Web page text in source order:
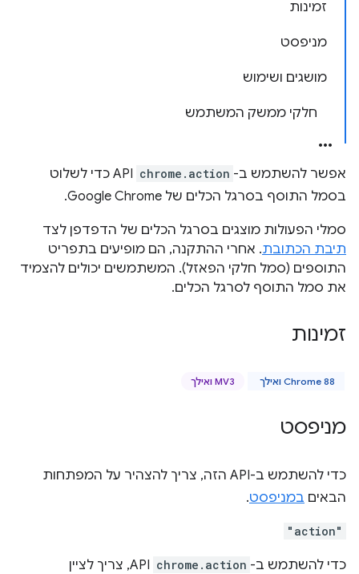
זמינות
מניפסט
מושגים ושימוש
חלקי ממשק המשתמש
אפשר להשתמש ב- chrome.action
API כדי לשלוט
בסמל התוסף בסרגל הכלים של Google Chrome.
סמלי הפעולות מוצגים בסרגל הכלים של הדפדפן לצד
תיבת הכתובת. אחרי ההתקנה, הם מופיעים בתפריט
התוספים (סמל חלקי הפאזל). המשתמשים יכולים להצמיד
את סמל התוסף לסרגל הכלים.
זמינות
Chrome 88 ואילך MV3 ואילך
מניפסט
כדי להשתמש ב-API הזה, צריך להצהיר על המפתחות
הבאים במניפסט.
"action"
כדי להשתמש ב- chrome.action